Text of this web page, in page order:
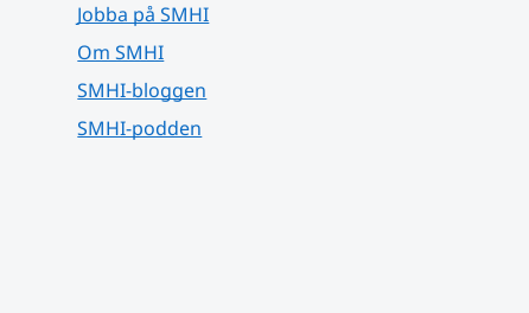
Jobba på SMHI
Om SMHI
SMHI-bloggen
SMHI-podden